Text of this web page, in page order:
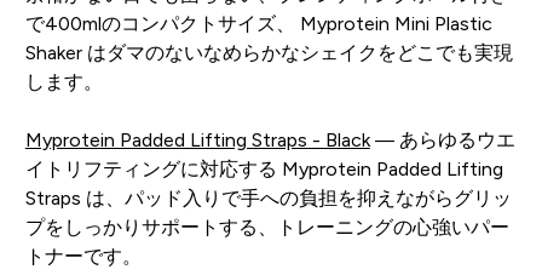
で400mlのコンパクトサイズ、 Myprotein Mini Plastic
Shaker はダマのないなめらかなシェイクをどこでも実現
します。
Myprotein Padded Lifting Straps - Black— あらゆるウエ
イトリフティングに対応する Myprotein Padded Lifting
Straps は、パッド入りで手への負担を抑えながらグリッ
プをしっかりサポートする、トレーニングの心強いパー
トナーです。